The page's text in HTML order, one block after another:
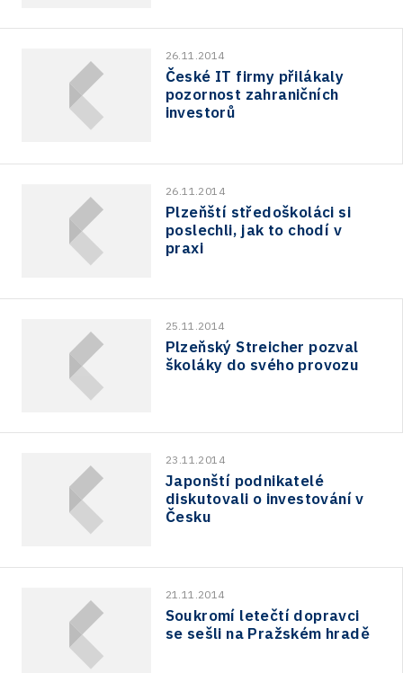
26.11.2014
České IT firmy přilákaly
pozornost zahraničních
investorů
26.11.2014
Plzeňští středoškoláci si
poslechli, jak to chodí v
praxi
25.11.2014
Plzeňský Streicher pozval
školáky do svého provozu
23.11.2014
Japonští podnikatelé
diskutovali o investování v
Česku
21.11.2014
Soukromí letečtí dopravci
se sešli na Pražském hradě